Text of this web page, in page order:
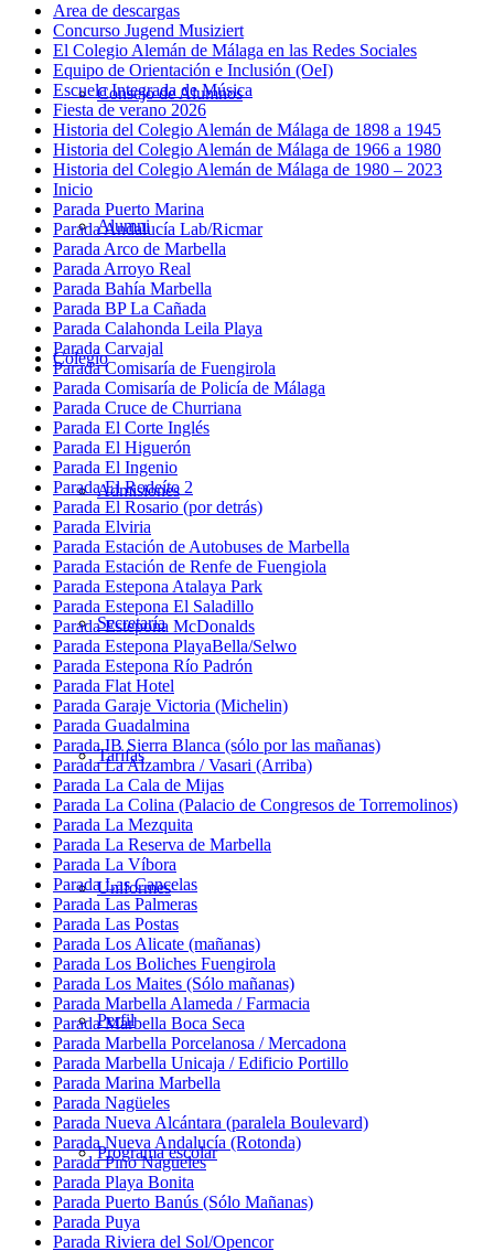
Consejo de Alumnos
Alumni
Colegio
Admisiones
Secretaría
Tarifas
Uniformes
Perfil
Programa escolar
Area de descargas
Concurso Jugend Musiziert
El Colegio Alemán de Málaga en las Redes Sociales
Equipo de Orientación e Inclusión (OeI)
Escuela Integrada de Música
Fiesta de verano 2026
Historia del Colegio Alemán de Málaga de 1898 a 1945
Historia del Colegio Alemán de Málaga de 1966 a 1980
Historia del Colegio Alemán de Málaga de 1980 – 2023
Inicio
Parada Puerto Marina
Parada Andalucía Lab/Ricmar
Parada Arco de Marbella
Parada Arroyo Real
Parada Bahía Marbella
Parada BP La Cañada
Parada Calahonda Leila Playa
Parada Carvajal
Parada Comisaría de Fuengirola
Parada Comisaría de Policía de Málaga
Parada Cruce de Churriana
Parada El Corte Inglés
Parada El Higuerón
Parada El Ingenio
Parada El Rodeíto 2
Parada El Rosario (por detrás)
Parada Elviria
Parada Estación de Autobuses de Marbella
Parada Estación de Renfe de Fuengiola
Parada Estepona Atalaya Park
Parada Estepona El Saladillo
Parada Estepona McDonalds
Parada Estepona PlayaBella/Selwo
Parada Estepona Río Padrón
Parada Flat Hotel
Parada Garaje Victoria (Michelin)
Parada Guadalmina
Parada IB Sierra Blanca (sólo por las mañanas)
Parada La Alzambra / Vasari (Arriba)
Parada La Cala de Mijas
Parada La Colina (Palacio de Congresos de Torremolinos)
Parada La Mezquita
Parada La Reserva de Marbella
Parada La Víbora
Parada Las Cancelas
Parada Las Palmeras
Parada Las Postas
Parada Los Alicate (mañanas)
Parada Los Boliches Fuengirola
Parada Los Maites (Sólo mañanas)
Parada Marbella Alameda / Farmacia
Parada Marbella Boca Seca
Parada Marbella Porcelanosa / Mercadona
Parada Marbella Unicaja / Edificio Portillo
Parada Marina Marbella
Parada Nagüeles
Parada Nueva Alcántara (paralela Boulevard)
Parada Nueva Andalucía (Rotonda)
Parada Pino Nagüeles
Parada Playa Bonita
Parada Puerto Banús (Sólo Mañanas)
Parada Puya
Parada Riviera del Sol/Opencor